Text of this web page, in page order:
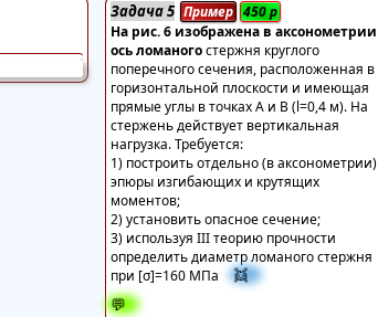
Задача 5 Пример 450р
На рис. 6 изображена в аксонометрии
ось ломаногостержня круглого
поперечного сечения, расположенная в
горизонтальной плоскости и имеющая
прямые углы в точках А и В (l=0,4 м). На
стержень действует вертикальная
нагрузка. Требуется:
1) построить отдельно (в аксонометрии)
эпюры изгибающих и крутящих
моментов;
2) установить опасное сечение;
3) используя III теорию прочности
определить диаметр ломаного стержня
при [σ]=160 МПа
👯
💬